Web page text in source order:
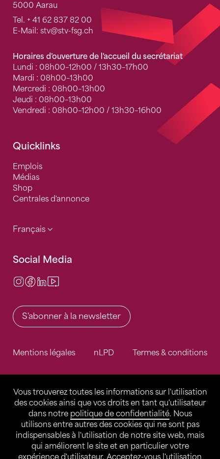
Vous trouverez toutes les informations sur l'utilisation
des cookies ainsi que vos droits en tant qu'utilisateur
dans notre politique de confidentialité. Nous
utilisons entre autres des cookies qui ne sont pas
indispensables à l'utilisation de notre site web, mais
qui améliorent le site et en particulier votre
expérience d'utilisateur. Acceptez-vous l'utilisation
5000 Aarau
Tel. + 41 62 837 82 00
E-Mail: stv@stv-fsg.ch
Horaires d'ouverture de l'accueil du secrétariat
Lundi : 08h00–12h00 / 13h30–17h00
Mardi : 08h00–13h00
Mercredi : 08h00–13h00
Jeudi : 08h00–13h00
Vendredi : 08h00–12h00 / 13h30–16h00
Quicklinks
Emplois
Médias
Shop
Centrales d'annonce
Français
Social Media
Instagram
Facebook
LinkedIn
S'abonner à la newsletter
Mentions légales nLPD Termes & conditions